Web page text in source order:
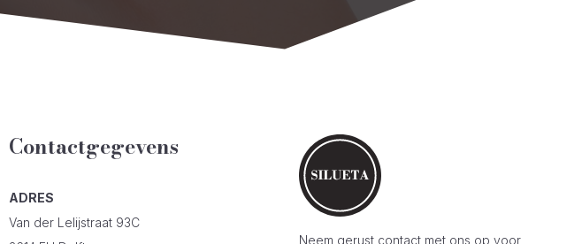
Contactgegevens
ADRES
Van der Lelijstraat 93C
Neem gerust contact met ons op voor